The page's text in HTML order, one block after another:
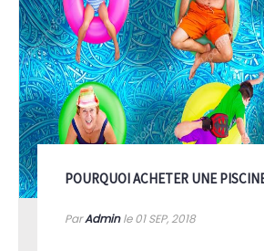
POURQUOI ACHETER UNE
ParAdminle 01SEP, 2018